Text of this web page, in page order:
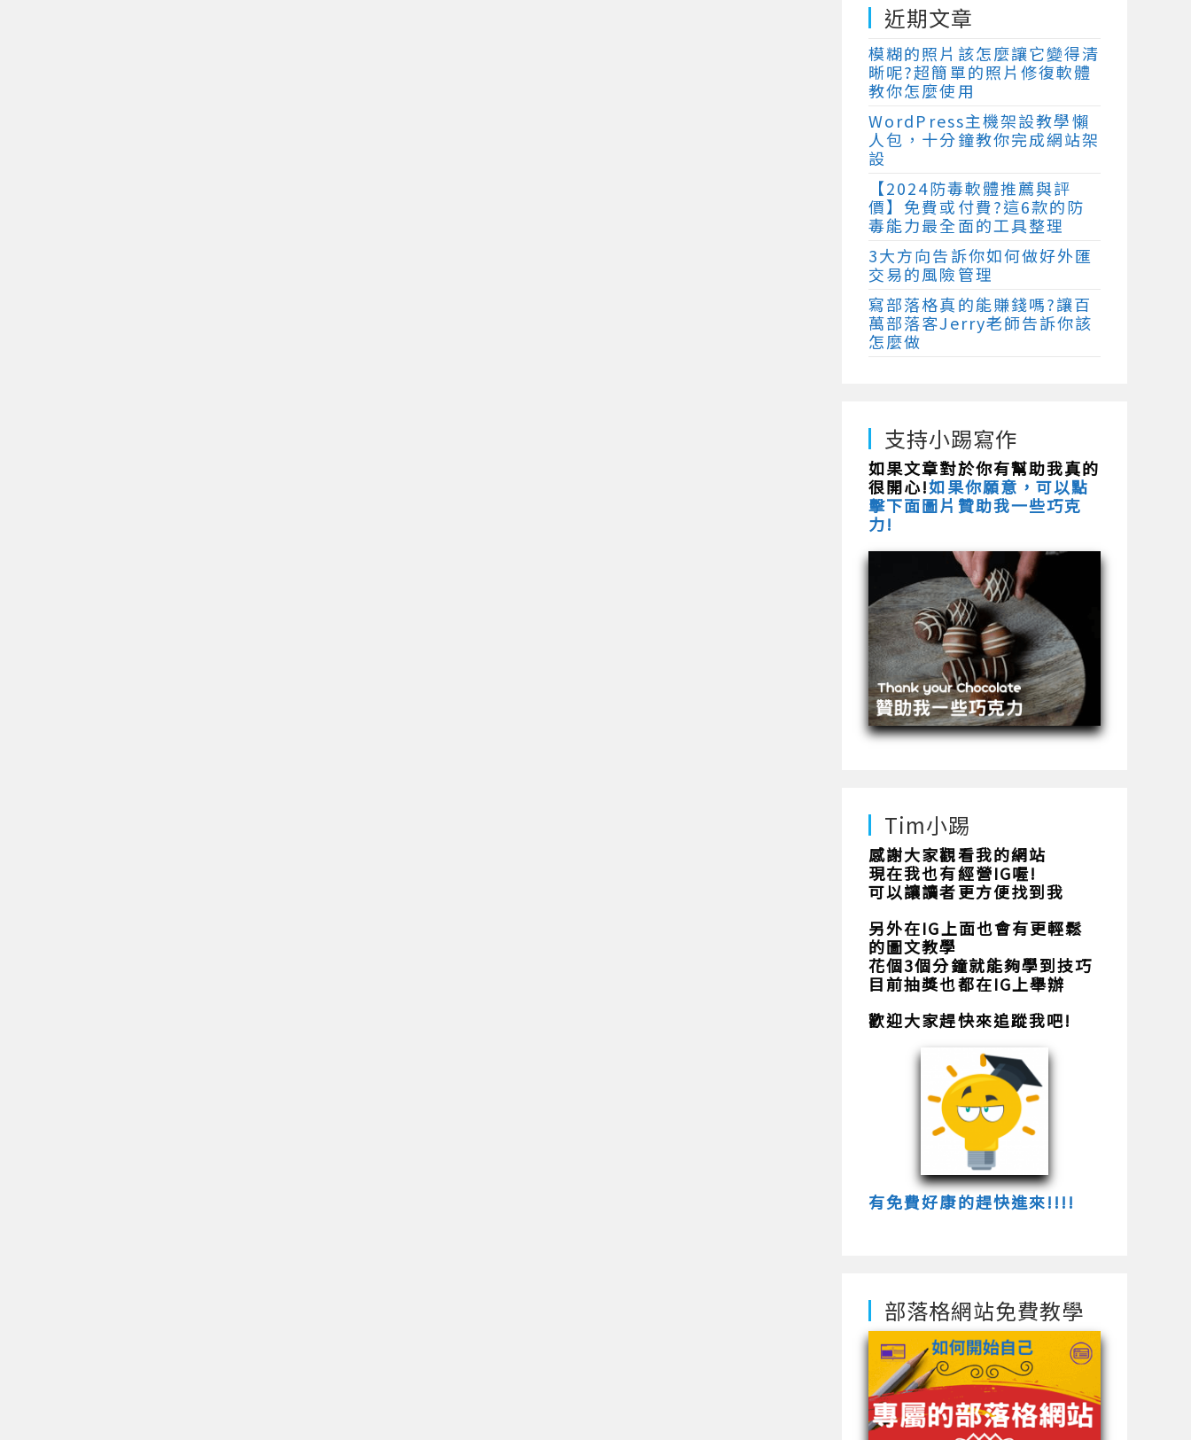
近期文章
模糊的照片該怎麼讓它變得清
晰呢?超簡單的照片修復軟體
教你怎麼使用
WordPress主機架設教學懶
人包，十分鐘教你完成網站架
設
【2024防毒軟體推薦與評
價】免費或付費?這6款的防
毒能力最全面的工具整理
3大方向告訴你如何做好外匯
交易的風險管理
寫部落格真的能賺錢嗎?讓百
萬部落客Jerry老師告訴你該
怎麼做
支持小踢寫作
如果文章對於你有幫助我真的
很開心!如果你願意，可以點
擊下面圖片贊助我一些巧克
力!
Tim小踢
感謝大家觀看我的網站
現在我也有經營IG喔!
可以讓讀者更方便找到我
另外在IG上面也會有更輕鬆
的圖文教學
花個3個分鐘就能夠學到技巧
目前抽獎也都在IG上舉辦
歡迎大家趕快來追蹤我吧!
有免費好康的趕快進來!!!!
部落格網站免費教學